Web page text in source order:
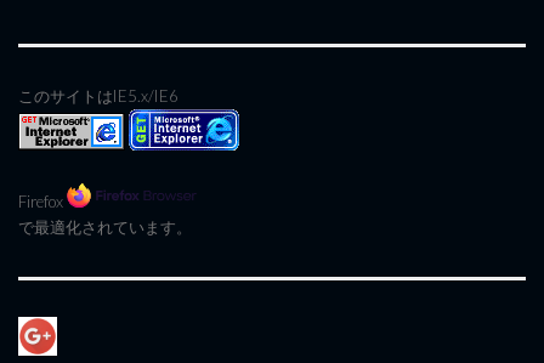
このサイトはIE5.x/IE6
Firefox
で最適化されています。